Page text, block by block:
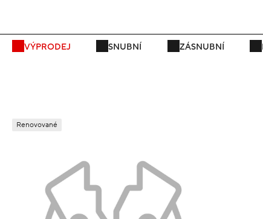
VÝPRODEJ SNUBNÍ ZÁSNUBNÍ
Renovované